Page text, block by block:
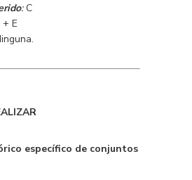
:C
E
específico de conjuntos